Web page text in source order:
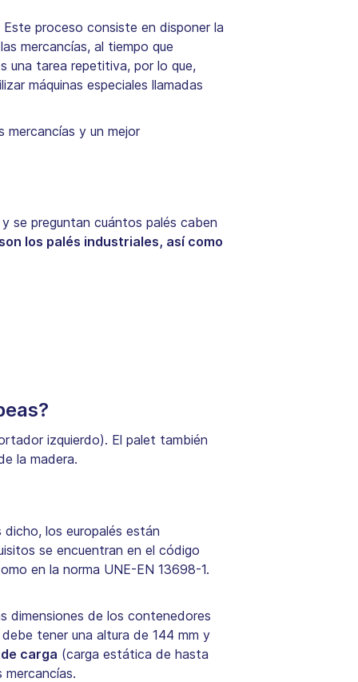
proceso consiste en disponer la
mercancías, al tiempo que
una tarea repetitiva, por lo que,
máquinas especiales llamadas
mercancías y un mejor
se preguntan cuántos palés caben
los palés industriales, así como
izquierdo). El palet también
la madera.
los europalés están
se encuentran en el código
en la norma UNE-EN 13698-1.
dimensiones de los contenedores
tener una altura de 144 mm y
carga (carga estática de hasta